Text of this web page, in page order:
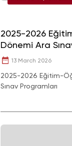
2025-2026
Dönemi Ara
13 March 2026
2025-2026 Eğitim-
Sınav Programları